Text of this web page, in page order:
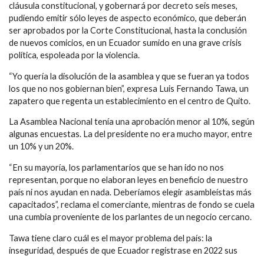
cláusula constitucional, y gobernará por decreto seis meses,
pudiendo emitir sólo leyes de aspecto económico, que deberán
ser aprobados por la Corte Constitucional, hasta la conclusión
de nuevos comicios, en un Ecuador sumido en una grave crisis
política, espoleada por la violencia.
“Yo quería la disolución de la asamblea y que se fueran ya todos
los que no nos gobiernan bien”, expresa Luis Fernando Tawa, un
zapatero que regenta un establecimiento en el centro de Quito.
La Asamblea Nacional tenía una aprobación menor al 10%, según
algunas encuestas. La del presidente no era mucho mayor, entre
un 10% y un 20%.
“En su mayoría, los parlamentarios que se han ido no nos
representan, porque no elaboran leyes en beneficio de nuestro
país ni nos ayudan en nada. Deberíamos elegir asambleístas más
capacitados”, reclama el comerciante, mientras de fondo se cuela
una cumbia proveniente de los parlantes de un negocio cercano.
Tawa tiene claro cuál es el mayor problema del país: la
inseguridad, después de que Ecuador registrase en 2022 sus